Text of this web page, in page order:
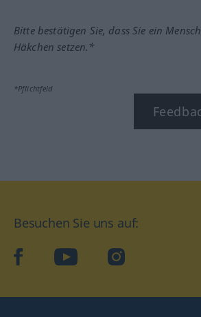
Bitte bestätigen Sie, dass Sie ein
Häkchen setzen.*
*Pflichtfeld
Besuchen Sie uns auf:
facebookYouTube Instagram